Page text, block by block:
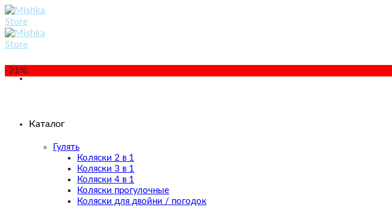
Skip
to
content
Каталог
Гулять
Коляски 2 в 1
Коляски 3 в 1
Коляски 4 в 1
Коляски прогулочные
Коляски для двойни / погодок
-21%